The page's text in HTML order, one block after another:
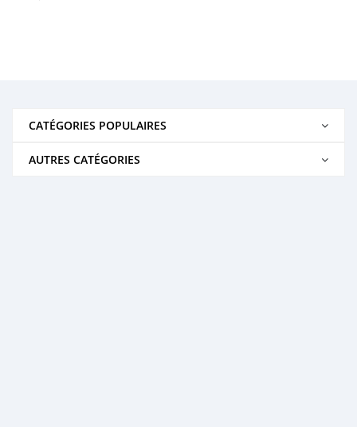
CATÉGORIES POPULAIRES
AUTRES CATÉGORIES